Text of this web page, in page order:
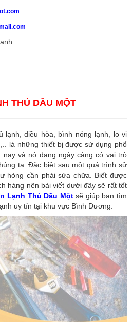
com
THỦ DẦU MỘT
lạnh, điều hòa, bình nóng lạnh, lo vi
là những thiết bị được sử dụng phổ
nay và nó đang ngày càng có vai trò
ta. Đặc biệt sau một quá trình sử
hỏng cần phải sửa chữa. Biết được
hàng nên bài viết dưới đây sẽ rất tốt
Lạnh Thủ Dầu Một sẽ giúp bạn tìm
uy tín tại khu vực Bình Dương.